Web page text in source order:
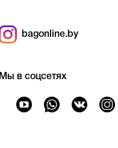
bagonline.by
Мы в соцсетях